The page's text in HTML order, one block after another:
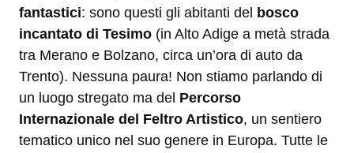
fantastici: sono questi gli abitanti del bosco
incantato di Tesimo (in Alto Adige a metà strada
tra Merano e Bolzano, circa un’ora di auto da
Trento). Nessuna paura! Non stiamo parlando di
un luogo stregato ma del Percorso
Internazionale del Feltro Artistico, un sentiero
tematico unico nel suo genere in Europa. Tutte le